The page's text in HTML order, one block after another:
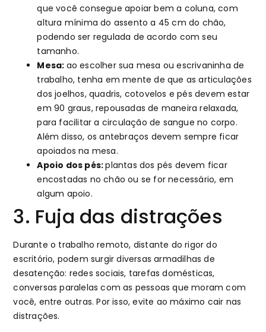
que você consegue apoiar bem a coluna, com
altura mínima do assento a 45 cm do chão,
podendo ser regulada de acordo com seu
tamanho.
Mesa: ao escolher sua mesa ou escrivaninha de
trabalho, tenha em mente de que as articulações
dos joelhos, quadris, cotovelos e pés devem estar
em 90 graus, repousadas de maneira relaxada,
para facilitar a circulação de sangue no corpo.
Além disso, os antebraços devem sempre ficar
apoiados na mesa.
Apoio dos pés:plantas dos pés devem ficar
encostadas no chão ou se for necessário, em
algum apoio.
3. Fuja das distrações
Durante o trabalho remoto, distante do rigor do
escritório, podem surgir diversas armadilhas de
desatenção: redes sociais, tarefas domésticas,
conversas paralelas com as pessoas que moram com
você, entre outras. Por isso, evite ao máximo cair nas
distrações.